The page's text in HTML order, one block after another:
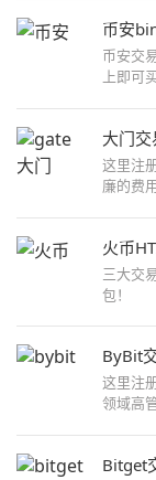
币安
币安交
上即可
大门交
这里注
廉的费用
火币
三大交
包！
ByBit
这里注
领域高
Bitget